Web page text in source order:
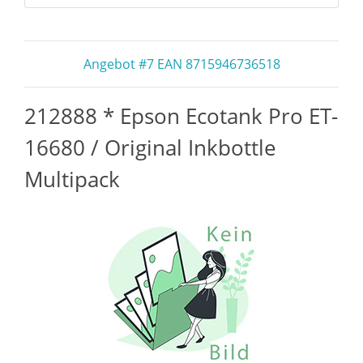
Angebot #7 EAN 8715946736518
212888 * Epson Ecotank Pro ET-
16680 / Original Inkbottle
Multipack